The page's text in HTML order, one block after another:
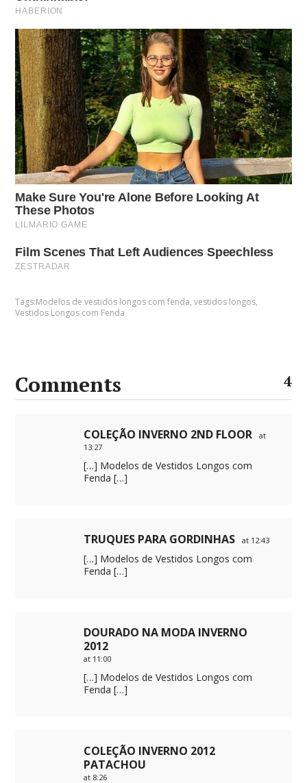
Tags:Modelos de vestidos longos com fenda,vestidos longos,
Vestidos Longos com Fenda
Comments 4
COLEÇÃO INVERNO 2ND FLOOR
at
13:27
[…] Modelos de Vestidos Longos com
Fenda […]
TRUQUES PARA GORDINHAS at 12:43
[…] Modelos de Vestidos Longos com
Fenda […]
DOURADO NA MODA INVERNO
2012
at 11:00
[…] Modelos de Vestidos Longos com
Fenda […]
COLEÇÃO INVERNO 2012
PATACHOU
at 8:26